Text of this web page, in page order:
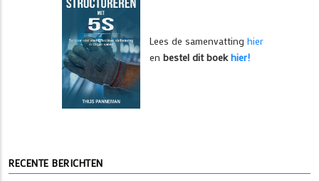
Lees de samenvatting hier
en bestel dit boekhier!
RECENTE BERICHTEN